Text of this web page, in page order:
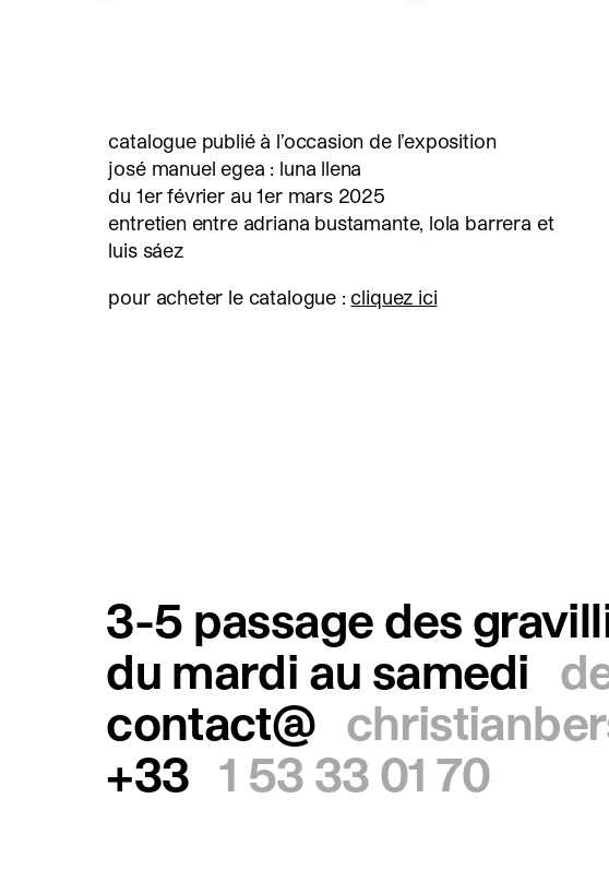
catalogue publié à l’occasion de l’exposition
josé manuel egea : luna llena
du 1er février au 1er mars 2025
entretien entre adriana bustamante, lola barrera et
luis sáez
pour acheter le catalogue : cliquez ici
3-5 passage des
du mardi au samedi
contact@
+33 1 53 33 01 70